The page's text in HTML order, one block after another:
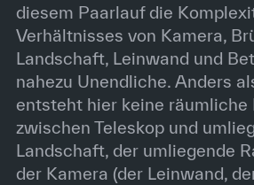
diesem Paarlauf die
Verhältnisses von Kamera,
Landschaft, Leinwand und
nahezu Unendliche. Anders
entsteht hier keine räumliche
zwischen Teleskop und
Landschaft, der umliegende
der Kamera (der Leinwand,